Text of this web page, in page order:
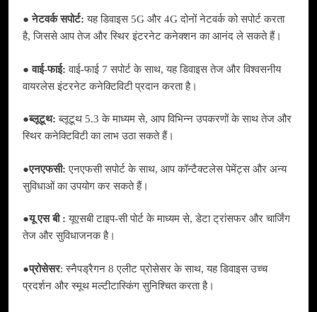
● नेटवर्क सपोर्ट:यह डिवाइस 5G और 4G दोनों नेटवर्क को सपोर्ट करता
है, जिससे आप तेज और स्थिर इंटरनेट कनेक्शन का आनंद ले सकते हैं।
● वाई-फाई:वाई-फाई 7 सपोर्ट के साथ, यह डिवाइस तेज और विश्वसनीय
वायरलेस इंटरनेट कनेक्टिविटी प्रदान करता है।
●ब्लूटूथ:ब्लूटूथ 5.3 के माध्यम से, आप विभिन्न उपकरणों के साथ तेज और
स्थिर कनेक्टिविटी का लाभ उठा सकते हैं।
●एनएफसी:एनएफसी सपोर्ट के साथ, आप कॉन्टैक्टलेस पेमेंट्स और अन्य
सुविधाओं का उपयोग कर सकते हैं।
●यू एस बी : यूएसबी टाइप-सी पोर्ट के माध्यम से, डेटा ट्रांसफर और चार्जिंग
तेज और सुविधाजनक है।
●प्रोसेसर: स्नैपड्रैगन 8 एलीट प्रोसेसर के साथ, यह डिवाइस उच्च
प्रदर्शन और स्मूथ मल्टीटास्किंग सुनिश्चित करता है।